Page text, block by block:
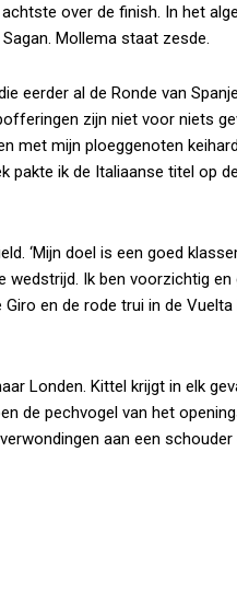
over de finish. In het
Mollema staat zesde.
eerder al de Ronde van
zijn niet voor niets
met mijn ploeggenoten
ik de Italiaanse titel op
‘Mijn doel is een goed
Ik ben voorzichtig
en de rode trui in de
Londen. Kittel krijgt in elk
de pechvogel van het
aan een schouder